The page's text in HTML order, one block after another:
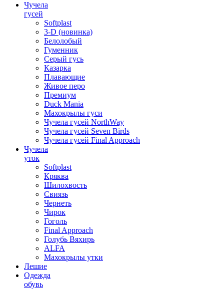
Чучела
гусей
Softplast
3-D (новинка)
Белолобый
Гуменник
Серый гусь
Казарка
Плавающие
Живое перо
Премиум
Duck Mania
Махокрылы гуси
Чучела гусей NorthWay
Чучела гусей Seven Birds
Чучела гусей Final Approach
Чучела
уток
Softplast
Кряква
Шилохвость
Свиязь
Чернеть
Чирок
Гоголь
Final Approach
Голубь Вяхирь
ALFA
Махокрылы утки
Лешие
Одежда
обувь